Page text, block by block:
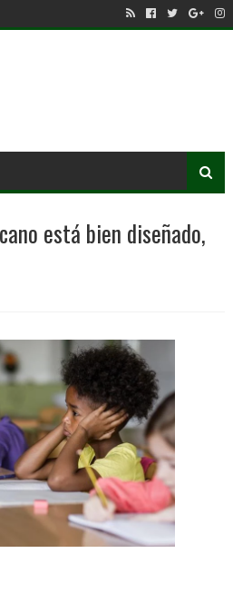
está bien diseñado,